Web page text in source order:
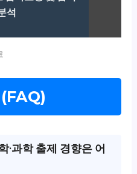
석
·과학 출제 경향은 어